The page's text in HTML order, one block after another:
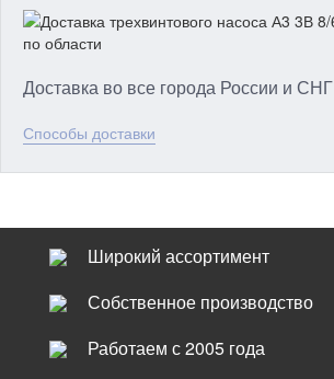
Доставка во все города России и СНГ
Способы доставки
Широкий ассортимент
Собственное производство
Работаем с 2005 года